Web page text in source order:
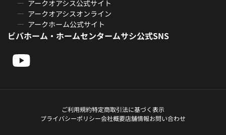
アークオアシス公式サイト
アークオアシスオンライン
アークホーム公式サイト
ビバホーム・ホームセンタームサシ公式SNS
ご利用規約特定商取引法に基づく表示
プライバシーポリシー会社概要店舗情報お問い合わせ